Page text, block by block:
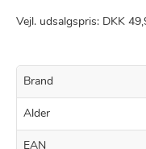
Vejl. udsalgspris: DKK
Brand
Alder
EAN